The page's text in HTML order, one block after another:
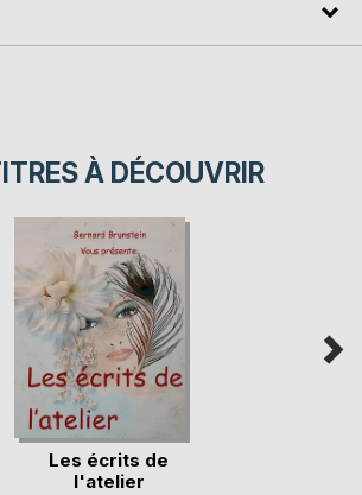
À DÉCOUVRIR
Les écrits de
l'atelier